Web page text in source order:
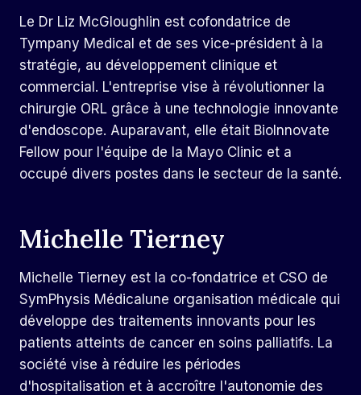
Le Dr Liz McGloughlin est cofondatrice de
Tympany Medical et de ses vice-président à la
stratégie, au développement clinique et
commercial. L'entreprise vise à révolutionner la
chirurgie ORL grâce à une technologie innovante
d'endoscope. Auparavant, elle était BioInnovate
Fellow pour l'équipe de la Mayo Clinic et a
occupé divers postes dans le secteur de la santé.
Michelle Tierney
Michelle Tierney est la co-fondatrice et CSO de
SymPhysis Médical une organisation médicale qui
développe des traitements innovants pour les
patients atteints de cancer en soins palliatifs. La
société vise à réduire les périodes
d'hospitalisation et à accroître l'autonomie des